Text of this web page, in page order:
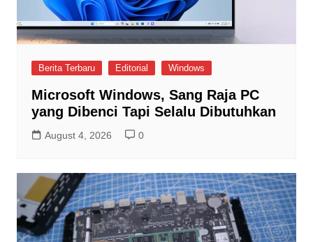
Berita Terbaru Editorial Windows
Microsoft Windows, Sang Raja PC
yang Dibenci Tapi Selalu Dibutuhkan
August 4, 2026 0